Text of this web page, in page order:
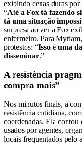
exibindo cenas duras
“Até a Fox tá fazendo
tá uma situação
surpresa ao ver a Fox
enfermeiro. Para
protestos: “Isso é uma
disseminar.”
A resistência
compra mais”
Nos minutos finais, a
resistência cotidiana,
coordenadas. Ela contou
usados por agentes,
locais frequentados pelo